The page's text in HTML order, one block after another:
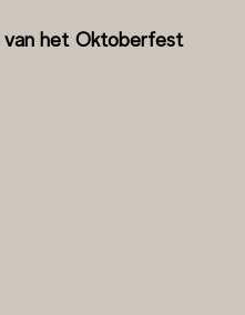
van het Oktoberfest